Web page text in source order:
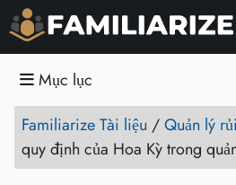
Mục lục
Familiarize Tài liệu /Quản lý
quy định của Hoa Kỳ trong